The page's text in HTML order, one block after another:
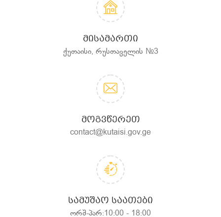
ᲛᲘᲡᲐᲛᲐᲠᲗᲘ
ქუთაისი, რუსთაველის №3
ᲛᲝᲒᲕᲬᲔᲠᲔᲗ
contact@kutaisi.gov.ge
ᲡᲐᲛᲣᲨᲐᲝ ᲡᲐᲐᲗᲔᲑᲘ
ორშ-პარ:10:00 - 18:00